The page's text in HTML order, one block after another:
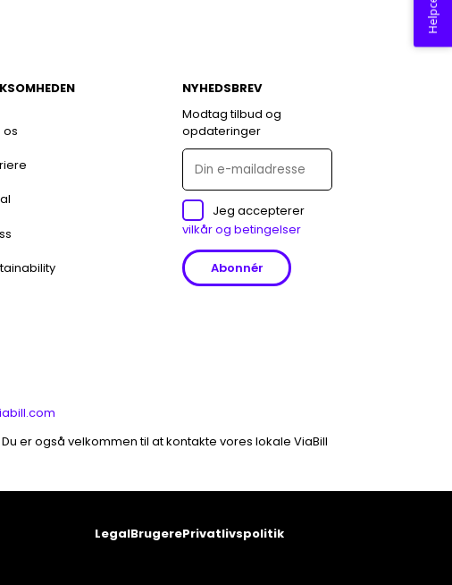
os
NYHEDSBREV
Modtag tilbud og
opdateringer
Jeg accepterer
vilkår og betingelser
Du er også velkommen til at kontakte vores lokale ViaBill
LegalBrugerePrivatlivspolitik